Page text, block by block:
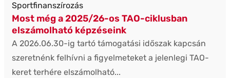
Sportfinanszírozás
Most még a 2025/26-os TAO-ciklusban
elszámolható képzéseink
A 2026.06.30-ig tartó támogatási időszak kapcsán
szeretnénk felhívni a figyelmeteket a jelenlegi TAO-
keret terhére elszámolható...